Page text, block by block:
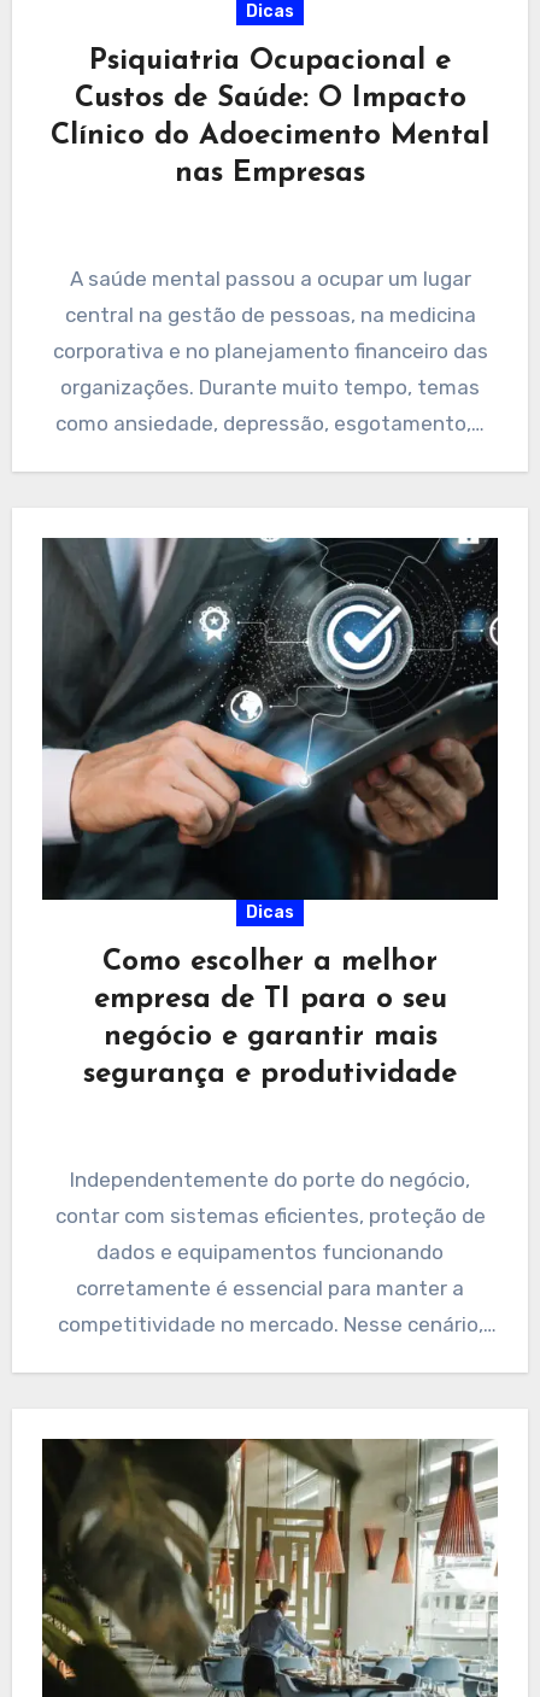
Dicas
Psiquiatria Ocupacional e
Custos de Saúde: O Impacto
Clínico do Adoecimento Mental
nas Empresas
A saúde mental passou a ocupar um lugar
central na gestão de pessoas, na medicina
corporativa e no planejamento financeiro das
organizações. Durante muito tempo, temas
como ansiedade, depressão, esgotamento,…
Dicas
Como escolher a melhor
empresa de TI para o seu
negócio e garantir mais
segurança e produtividade
Independentemente do porte do negócio,
contar com sistemas eficientes, proteção de
dados e equipamentos funcionando
corretamente é essencial para manter a
competitividade no mercado. Nesse cenário,